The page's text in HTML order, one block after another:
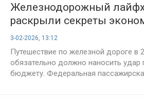
Железнодорожный
раскрыли секреты
в 2026 году
3-02-2026, 13:12
Путешествие по железной дороге в
обязательно должно наносить удар
бюджету. Федеральная